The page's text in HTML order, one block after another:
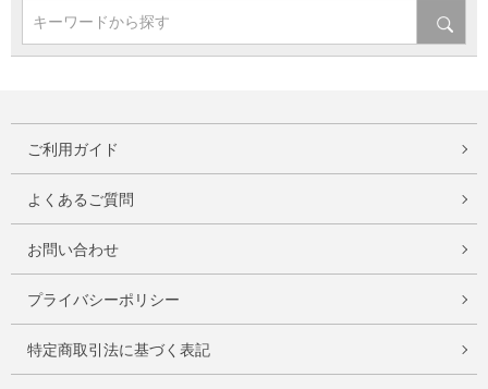
キーワードから探す
ご利用ガイド
よくあるご質問
お問い合わせ
プライバシーポリシー
特定商取引法に基づく表記